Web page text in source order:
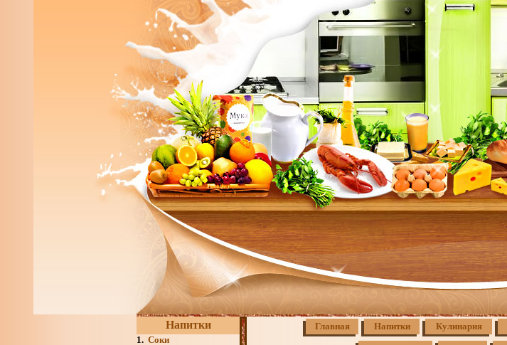
Напитки
1. Соки
Главная Напитки Кулинария